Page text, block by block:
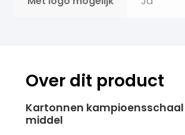
Over dit product
Kartonnen
middel